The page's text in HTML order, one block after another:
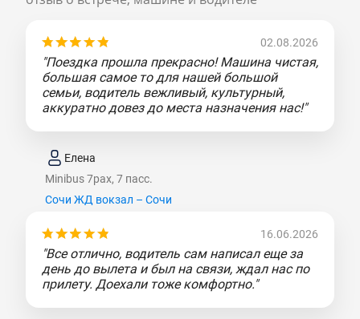
02.08.2026
"Поездка прошла прекрасно! Машина чистая,
большая самое то для нашей большой
семьи, водитель вежливый, культурный,
аккуратно довез до места назначения нас!"
Елена
Minibus 7pax, 7 пасс.
Сочи ЖД вокзал – Сочи
16.06.2026
"Все отлично, водитель сам написал еще за
день до вылета и был на связи, ждал нас по
прилету. Доехали тоже комфортно."